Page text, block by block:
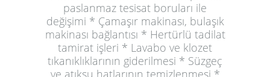
paslanmaz tesisat boruları ile
değişimi * Çamaşır makinası, bulaşık
makinası bağlantısı * Hertürlü tadilat
tamirat işleri * Lavabo ve klozet
tıkanıklıklarının giderilmesi * Süzgeç
ve atıksu hatlarının temizlenmesi *